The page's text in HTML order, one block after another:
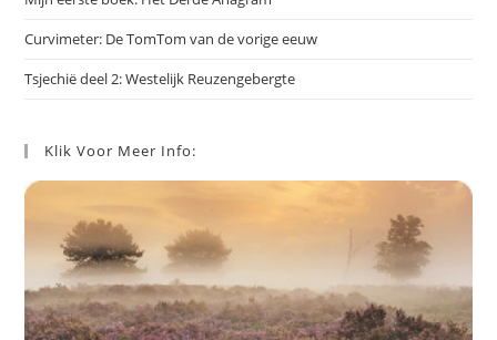
Curvimeter: De TomTom van de vorige eeuw
Tsjechië deel 2: Westelijk Reuzengebergte
Klik Voor Meer Info: